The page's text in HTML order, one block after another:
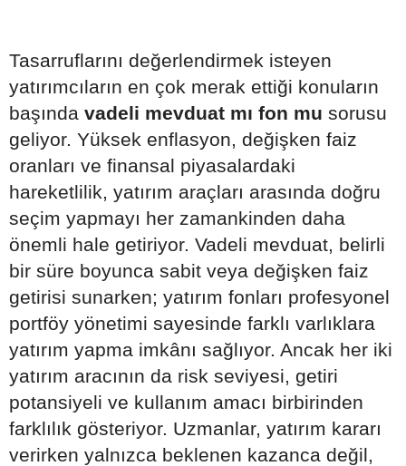
Tasarruflarını değerlendirmek isteyen
yatırımcıların en çok merak ettiği konuların
başında vadeli mevduat mı fon mu sorusu
geliyor. Yüksek enflasyon, değişken faiz
oranları ve finansal piyasalardaki
hareketlilik, yatırım araçları arasında doğru
seçim yapmayı her zamankinden daha
önemli hale getiriyor. Vadeli mevduat, belirli
bir süre boyunca sabit veya değişken faiz
getirisi sunarken; yatırım fonları profesyonel
portföy yönetimi sayesinde farklı varlıklara
yatırım yapma imkânı sağlıyor. Ancak her iki
yatırım aracının da risk seviyesi, getiri
potansiyeli ve kullanım amacı birbirinden
farklılık gösteriyor. Uzmanlar, yatırım kararı
verirken yalnızca beklenen kazanca değil,